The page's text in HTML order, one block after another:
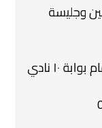
وجليسة
٤٥ شارع قمبيز – الدقي – أمام بوابة ١٠ نادي